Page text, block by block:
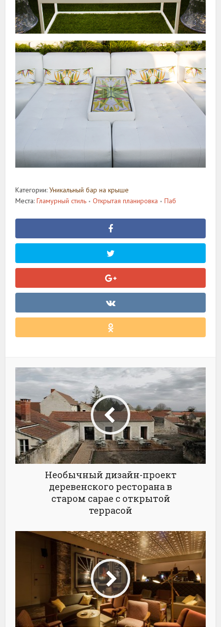
Категории:Уникальный бар на крыше
Места:Гламурный стиль • Открытая планировка • Паб
Необычный дизайн-проект
деревенского ресторана в
старом сарае с открытой
террасой